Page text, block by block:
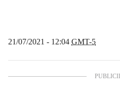
21/07/2021 - 12:04 GMT-5